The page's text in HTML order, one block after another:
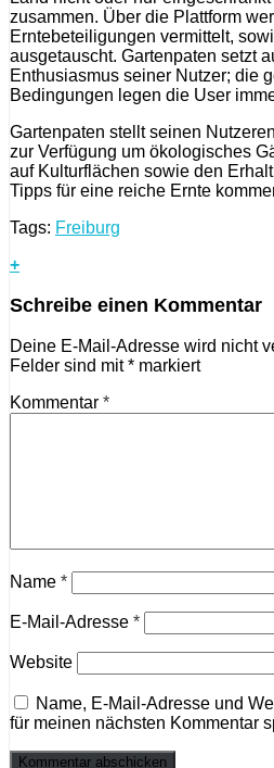
zusammen. Über die Plattform
Erntebeteiligungen vermittelt,
ausgetauscht. Gartenpaten setzt
Enthusiasmus seiner Nutzer; die
Bedingungen legen die User
Gartenpaten stellt seinen
zur Verfügung um ökologisches
auf Kulturflächen sowie den
Tipps für eine reiche Ernte
Tags: Freiburg
+
Schreibe einen Kommentar
Deine E-Mail-Adresse wird nicht
Felder sind mit* markiert
Kommentar *
Name *
E-Mail-Adresse *
Website
Name, E-Mail-Adresse und
für meinen nächsten Kommentar